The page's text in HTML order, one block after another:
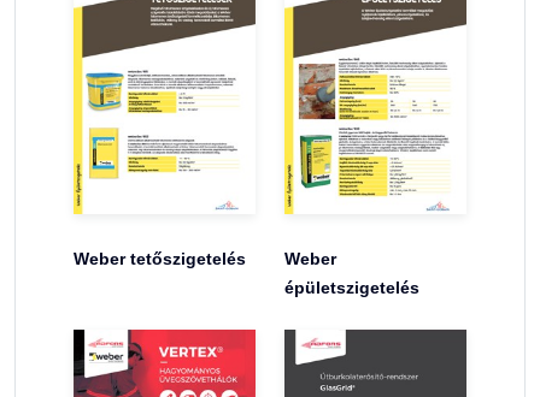
Weber tetőszigetelés
Weber
épületszigetelés